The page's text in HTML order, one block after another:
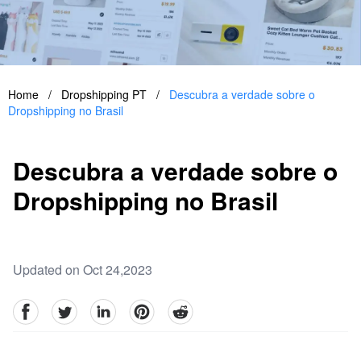
Home / Dropshipping PT /
Descubra a verdade sobre o
Dropshipping no Brasil
Descubra a verdade sobre o
Dropshipping no Brasil
Updated on Oct 24,2023
facebookTwitter linkedinpinterestreddit